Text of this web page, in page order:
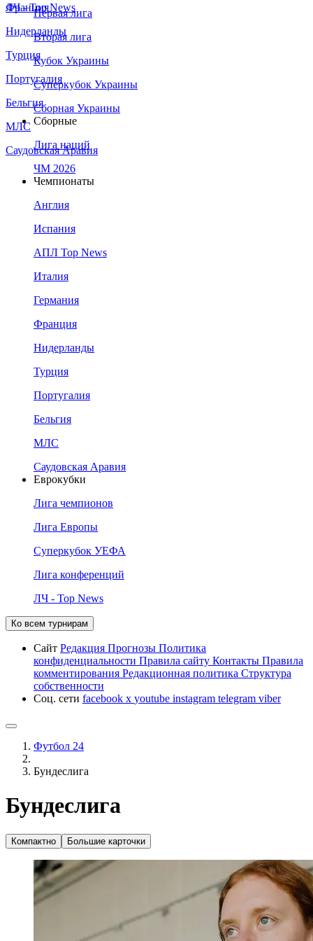
Франция
Нидерланды
Турция
Португалия
Бельгия
МЛС
Саудовская Аравия
ЛЧ - Top News
Первая лига
Вторая лига
Кубок Украины
Суперкубок Украины
Сборная Украины
Сборные
Лига наций
ЧМ 2026
Чемпионаты
Англия
Испания
АПЛ Top News
Италия
Германия
Франция
Нидерланды
Турция
Португалия
Бельгия
МЛС
Саудовская Аравия
Еврокубки
Лига чемпионов
Лига Европы
Суперкубок УЕФА
Лига конференций
ЛЧ - Top News
Ко всем турнирам
Сайт Редакция Прогнозы Политика
конфиденциальности Правила сайту Контакты Правила
комментирования Редакционная политика Структура
собственности
Соц. сети facebook x youtube instagram telegram viber
Футбол 24
Бундеслига
Бундеслига
Компактно Большие карточки